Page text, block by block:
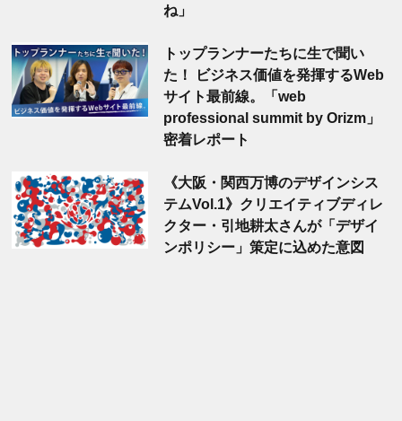
ね」
トップランナーたちに生で聞い
た！ ビジネス価値を発揮するWeb
サイト最前線。「web
professional summit by Orizm」
密着レポート
《大阪・関西万博のデザインシス
テムVol.1》クリエイティブディレ
クター・引地耕太さんが「デザイ
ンポリシー」策定に込めた意図